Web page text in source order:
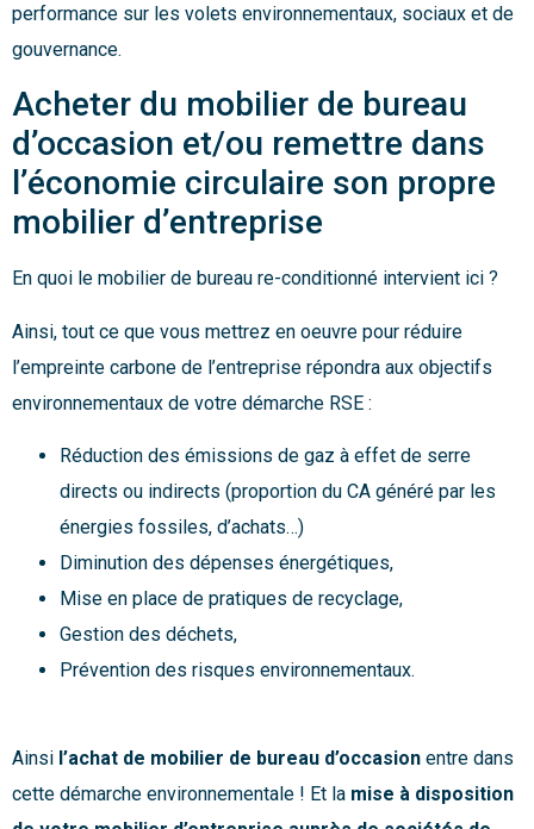
performance sur les volets environnementaux, sociaux et de
gouvernance.
Acheter du mobilier de bureau
d’occasion et/ou remettre dans
l’économie circulaire son propre
mobilier d’entreprise
En quoi le mobilier de bureau re-conditionné intervient ici ?
Ainsi, tout ce que vous mettrez en oeuvre pour réduire
l’empreinte carbone de l’entreprise répondra aux objectifs
environnementaux de votre démarche RSE :
Réduction des émissions de gaz à effet de serre
directs ou indirects (proportion du CA généré par les
énergies fossiles, d’achats…)
Diminution des dépenses énergétiques,
Mise en place de pratiques de recyclage,
Gestion des déchets,
Prévention des risques environnementaux.
Ainsi l’achat de mobilier de bureau d’occasion entre dans
cette démarche environnementale ! Et la mise à disposition